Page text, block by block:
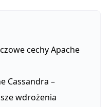
cechy Apache
Cassandra –
wdrożenia